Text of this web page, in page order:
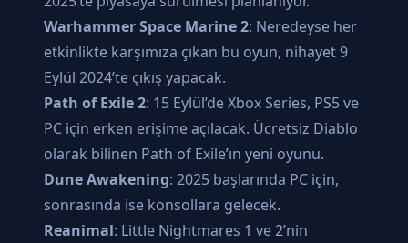
Warhammer Space Marine 2: Neredeyse her
etkinlikte karşımıza çıkan bu oyun, nihayet 9
Eylül 2024’te çıkış yapacak.
Path of Exile 2: 15 Eylül’de Xbox Series, PS5 ve
PC için erken erişime açılacak. Ücretsiz Diablo
olarak bilinen Path of Exile’ın yeni oyunu.
Dune Awakening: 2025 başlarında PC için,
sonrasında ise konsollara gelecek.
Reanimal: Little Nightmares 1 ve 2’nin